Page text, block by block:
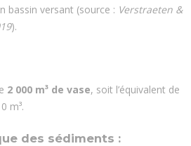
bassin versant (source : Verstraeten &
).
2 000 m³ de vase, soit l’équivalent de
m³.
des sédiments :